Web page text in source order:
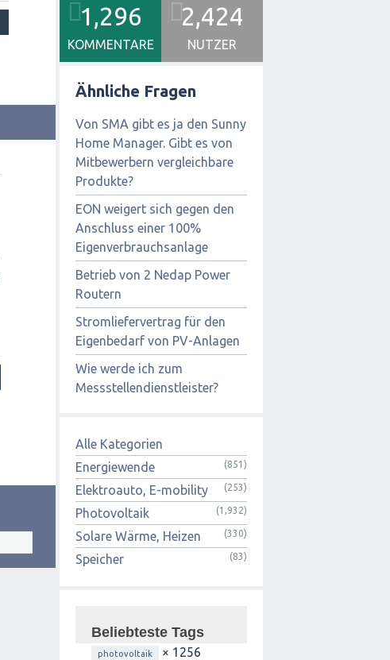
1,296
KOMMENTARE
2,424
NUTZER
Ähnliche Fragen
Von SMA gibt es ja den Sunny
Home Manager. Gibt es von
Mitbewerbern vergleichbare
Produkte?
EON weigert sich gegen den
Anschluss einer 100%
Eigenverbrauchsanlage
Betrieb von 2 Nedap Power
Routern
Stromliefervertrag für den
Eigenbedarf von PV-Anlagen
Wie werde ich zum
Messstellendienstleister?
Alle Kategorien
Energiewende
(851)
Elektroauto, E-mobility (253)
Photovoltaik (1,932)
Solare Wärme, Heizen (330)
Speicher (83)
Beliebteste Tags
photovoltaik × 1256